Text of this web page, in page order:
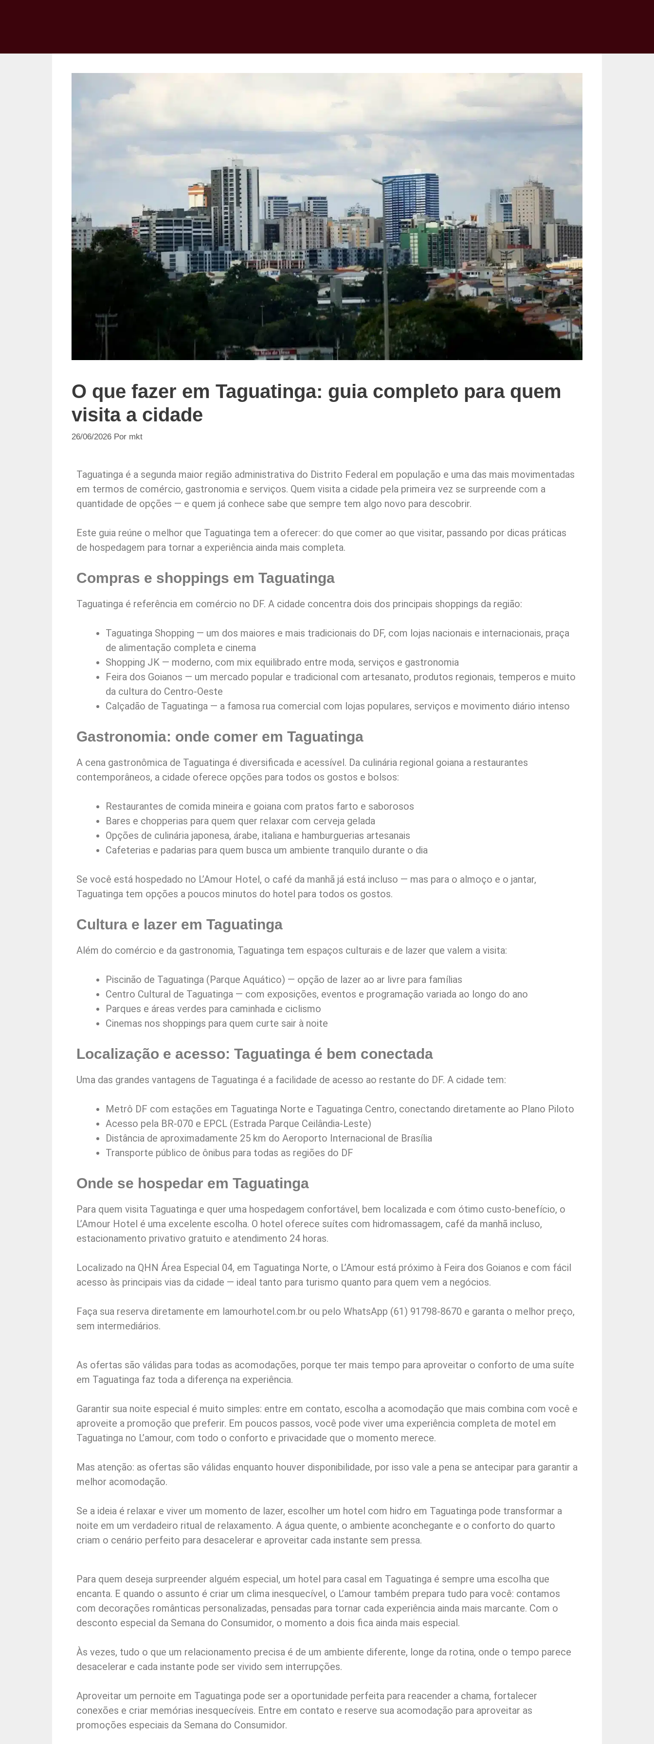
O que fazer em Taguatinga: guia completo para quem
visita a cidade
26/06/2026 Por mkt
Taguatinga é a segunda maior região administrativa do Distrito Federal em população e uma das mais movimentadas
em termos de comércio, gastronomia e serviços. Quem visita a cidade pela primeira vez se surpreende com a
quantidade de opções — e quem já conhece sabe que sempre tem algo novo para descobrir.
Este guia reúne o melhor que Taguatinga tem a oferecer: do que comer ao que visitar, passando por dicas práticas
de hospedagem para tornar a experiência ainda mais completa.
Compras e shoppings em Taguatinga
Taguatinga é referência em comércio no DF. A cidade concentra dois dos principais shoppings da região:
Taguatinga Shopping — um dos maiores e mais tradicionais do DF, com lojas nacionais e internacionais, praça
de alimentação completa e cinema
Shopping JK — moderno, com mix equilibrado entre moda, serviços e gastronomia
Feira dos Goianos — um mercado popular e tradicional com artesanato, produtos regionais, temperos e muito
da cultura do Centro-Oeste
Calçadão de Taguatinga — a famosa rua comercial com lojas populares, serviços e movimento diário intenso
Gastronomia: onde comer em Taguatinga
A cena gastronômica de Taguatinga é diversificada e acessível. Da culinária regional goiana a restaurantes
contemporâneos, a cidade oferece opções para todos os gostos e bolsos:
Restaurantes de comida mineira e goiana com pratos farto e saborosos
Bares e chopperias para quem quer relaxar com cerveja gelada
Opções de culinária japonesa, árabe, italiana e hamburguerias artesanais
Cafeterias e padarias para quem busca um ambiente tranquilo durante o dia
Se você está hospedado no L’Amour Hotel, o café da manhã já está incluso — mas para o almoço e o jantar,
Taguatinga tem opções a poucos minutos do hotel para todos os gostos.
Cultura e lazer em Taguatinga
Além do comércio e da gastronomia, Taguatinga tem espaços culturais e de lazer que valem a visita:
Piscinão de Taguatinga (Parque Aquático) — opção de lazer ao ar livre para famílias
Centro Cultural de Taguatinga — com exposições, eventos e programação variada ao longo do ano
Parques e áreas verdes para caminhada e ciclismo
Cinemas nos shoppings para quem curte sair à noite
Localização e acesso: Taguatinga é bem conectada
Uma das grandes vantagens de Taguatinga é a facilidade de acesso ao restante do DF. A cidade tem:
Metrô DF com estações em Taguatinga Norte e Taguatinga Centro, conectando diretamente ao Plano Piloto
Acesso pela BR-070 e EPCL (Estrada Parque Ceilândia-Leste)
Distância de aproximadamente 25 km do Aeroporto Internacional de Brasília
Transporte público de ônibus para todas as regiões do DF
Onde se hospedar em Taguatinga
Para quem visita Taguatinga e quer uma hospedagem confortável, bem localizada e com ótimo custo-benefício, o
L’Amour Hotel é uma excelente escolha. O hotel oferece suítes com hidromassagem, café da manhã incluso,
estacionamento privativo gratuito e atendimento 24 horas.
Localizado na QHN Área Especial 04, em Taguatinga Norte, o L’Amour está próximo à Feira dos Goianos e com fácil
acesso às principais vias da cidade — ideal tanto para turismo quanto para quem vem a negócios.
Faça sua reserva diretamente em lamourhotel.com.br ou pelo WhatsApp (61) 91798-8670 e garanta o melhor preço,
sem intermediários.
As ofertas são válidas para todas as acomodações, porque ter mais tempo para aproveitar o conforto de uma suíte
em Taguatinga faz toda a diferença na experiência.
Garantir sua noite especial é muito simples: entre em contato, escolha a acomodação que mais combina com você e
aproveite a promoção que preferir. Em poucos passos, você pode viver uma experiência completa de motel em
Taguatinga no L’amour, com todo o conforto e privacidade que o momento merece.
Mas atenção: as ofertas são válidas enquanto houver disponibilidade, por isso vale a pena se antecipar para garantir a
melhor acomodação.
Se a ideia é relaxar e viver um momento de lazer, escolher um hotel com hidro em Taguatinga pode transformar a
noite em um verdadeiro ritual de relaxamento. A água quente, o ambiente aconchegante e o conforto do quarto
criam o cenário perfeito para desacelerar e aproveitar cada instante sem pressa.
Para quem deseja surpreender alguém especial, um hotel para casal em Taguatinga é sempre uma escolha que
encanta. E quando o assunto é criar um clima inesquecível, o L’amour também prepara tudo para você: contamos
com decorações românticas personalizadas, pensadas para tornar cada experiência ainda mais marcante. Com o
desconto especial da Semana do Consumidor, o momento a dois fica ainda mais especial.
Às vezes, tudo o que um relacionamento precisa é de um ambiente diferente, longe da rotina, onde o tempo parece
desacelerar e cada instante pode ser vivido sem interrupções.
Aproveitar um pernoite em Taguatinga pode ser a oportunidade perfeita para reacender a chama, fortalecer
conexões e criar memórias inesquecíveis. Entre em contato e reserve sua acomodação para aproveitar as
promoções especiais da Semana do Consumidor.